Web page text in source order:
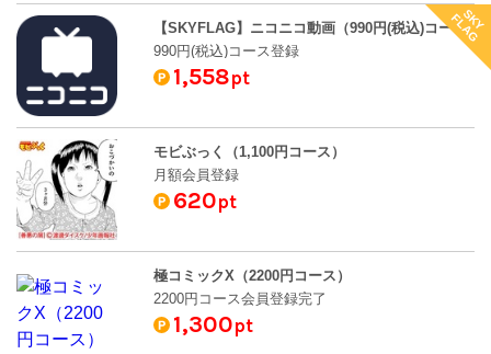
SKY
FLAG
【SKYFLAG】ニコニコ動画（990円(税込)コース登録）
990円(税込)コース登録
1,558pt
モビぶっく（1,100円コース）
月額会員登録
620pt
極コミックX（2200円コース）
2200円コース会員登録完了
1,300pt